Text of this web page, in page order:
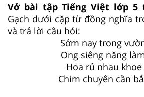
Vở bài tập Tiếng Việt lớp 5
Gạch dưới cặp từ đồng nghĩa
và trả lời câu hỏi:
Sớm nay trong
Ong siêng năng
Hoa rủ nhau khoe
Chim chuyên cần